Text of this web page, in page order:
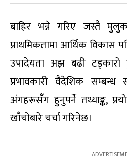
बाहिर भन्ने गरिए जस्तै
प्राथमिकतामा आर्थिक विकास
उपादेयता अझ बढी
प्रभावकारी वैदेशिक सम्बन्ध
अंगहरूसँग हुनुपर्ने तथ्याङ्क,
खाँचोबारे चर्चा गरिनेछ।